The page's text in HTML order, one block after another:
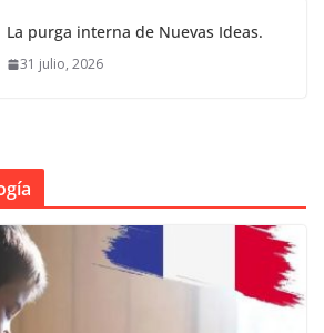
La purga interna de Nuevas Ideas.
31 julio, 2026